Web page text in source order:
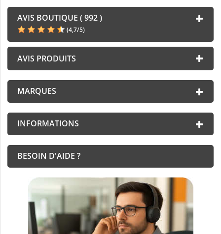
AVIS BOUTIQUE ( 992 )
(4,7/5)
AVIS PRODUITS
MARQUES
INFORMATIONS
BESOIN D'AIDE ?